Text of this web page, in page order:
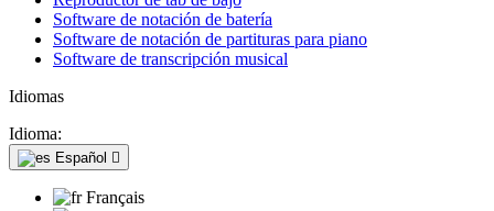
Software de notación de batería
Software de notación de partituras para piano
Software de transcripción musical
Idiomas
Idioma:
Español 
Français